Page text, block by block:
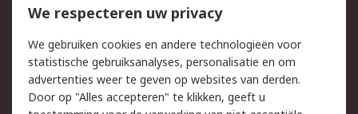
Bestellen
Inkoopoplossingen
Track & Trace
Wettelijk
We respecteren uw privacy
We gebruiken cookies en andere technologieën voor
statistische gebruiksanalyses, personalisatie en om
advertenties weer te geven op websites van derden.
Door op "Alles accepteren" te klikken, geeft u